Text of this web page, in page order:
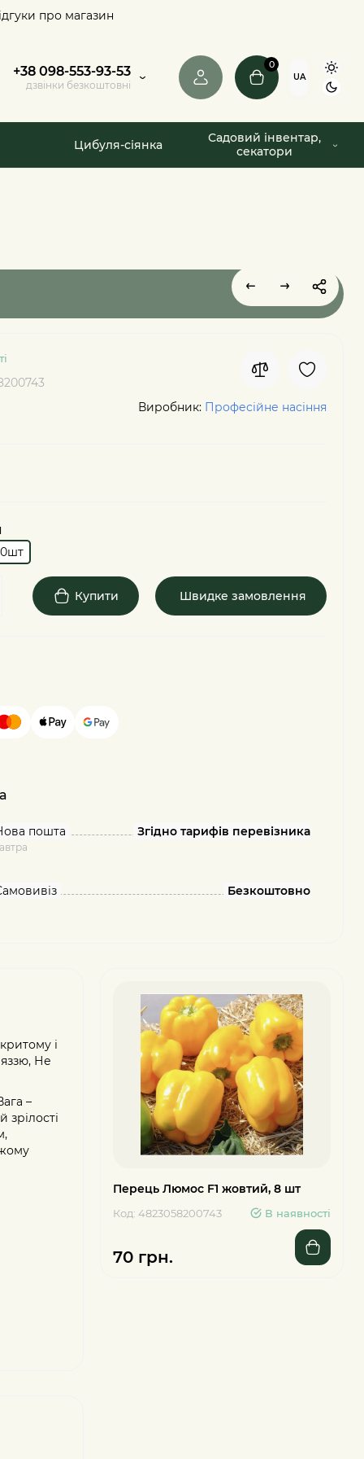
про магазин
+38 098-553-93-53
дзвінки безкоштовні
0
UA
Цибуля-сіянка
Садовий інвентар,
секатори
Виробник: Професійне насіння
Купити Швидке замовлення
пошта Згідно тарифів перевізника
Безкоштовно
і
Не
–
зрілості
Перець Люмос F1 жовтий, 8 шт
Код: 4823058200743 В наявності
70 грн.